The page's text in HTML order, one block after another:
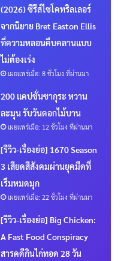
(2026) ซีรีส์ไซโคทริลเลอร์
จากนิยาย Bret Easton Ellis
ที่ความหลอนคืบคลานแบบ
ไม่ต้องเร่ง
เผยแพร่เมื่อ: 8 ชั่วโมง ที่ผ่านมา
200 แคปชั่นซากุระ หวาน
ละมุน รับวันดอกไม้บาน
เผยแพร่เมื่อ: 12 ชั่วโมง ที่ผ่านมา
[รีวิว-เรื่องย่อ] 1670 Season
3 เสียดสีสังคมผ่านยุคมืดที่
เริ่มหมดมุก
เผยแพร่เมื่อ: 22 ชั่วโมง ที่ผ่านมา
[รีวิว-เรื่องย่อ] Big Chicken:
A Fast Food Conspiracy
สารคดีกินไก่ทอด 28 วัน